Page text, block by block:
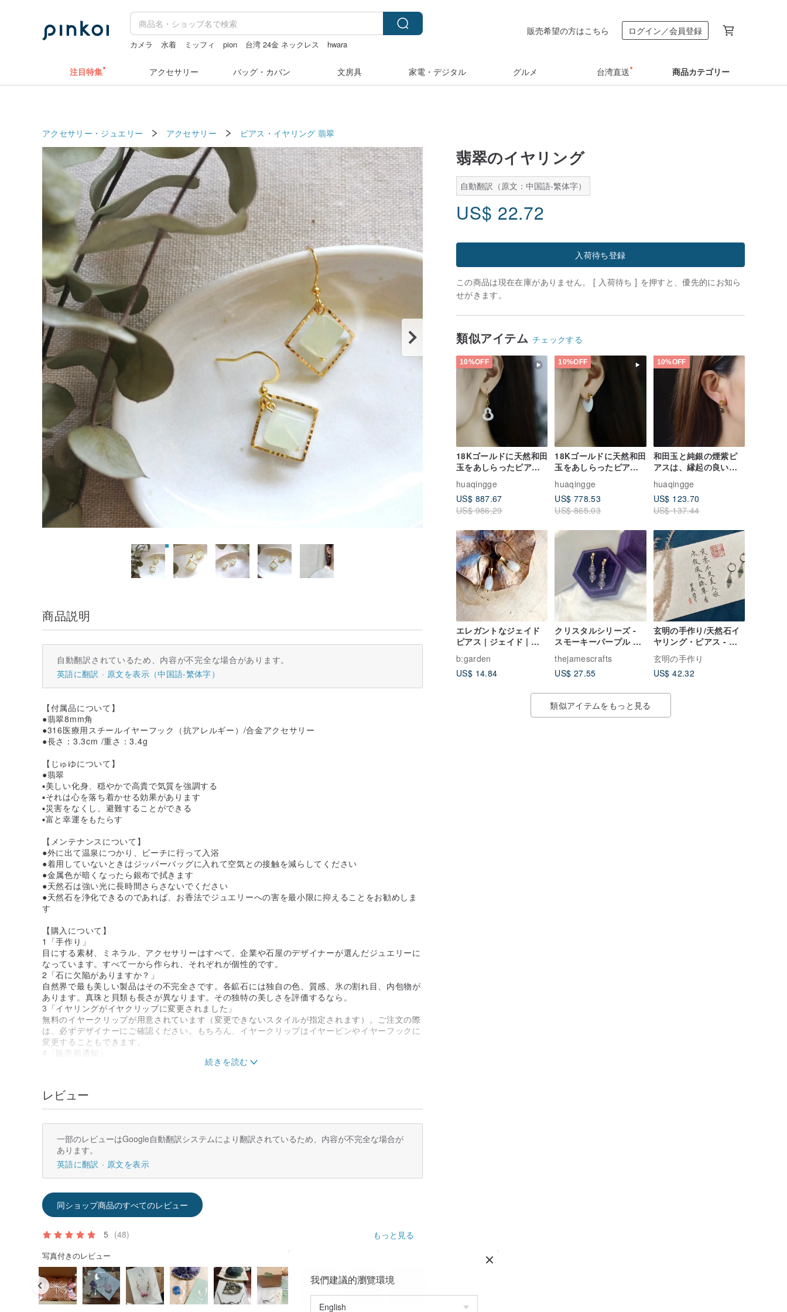
カメラ 水着 ミッフィ pion 台湾 24金 ネックレス
hwara
販売希望の方はこちら ログイン／会員登録
注目特集 アクセサリー バッグ・カバン 文房具 家電・デジタル グルメ 台湾直送 商品カテゴリー
アクセサリー・ジュエリー アクセサリー ピアス・イヤリング 翡翠
翡翠のイヤリング
自動翻訳（原文：中国語-繁体字）
US$ 22.72
入荷待ち登録
この商品は現在在庫がありません。 [ 入荷待ち ] を押すと、優先的にお知ら
せがきます。
類似アイテム チェックする
10%OFF
18Kゴールドに天然和田
玉をあしらったピア
ス。裸石サイズ
15×4MM、天然A貨イン
ペリアルグリーンを配
置。
huaqingge
US$ 887.67
US$ 986.29
10%OFF
18Kゴールドに天然和田
玉をあしらったピア
ス。裸石サイズ
15×4MM、天然A貨イン
ペリアルグリーンを配
置。
huaqingge
US$ 778.53
US$ 865.03
10%OFF
和田玉と純銀の煙紫ピ
アスは、縁起の良い意
味合いを持ち、精巧な
彫刻が施されており、
身につけるとシンプル
ながらも上品な印象を
huaqingge
US$ 123.70
US$ 137.44
エレガントなジェイド
ピアス | ジェイド | 軟
玉 |
b:garden
US$ 14.84
クリスタルシリーズ -
スモーキーパープル グ
ロウ：和田玉イヤリン
グ
thejamescrafts
US$ 27.55
玄明の手作り/天然石イ
ヤリング・ピアス - 美
人珠翠
玄明の手作り
US$ 42.32
類似アイテムをもっと見る
商品説明
自動翻訳されているため、内容が不完全な場合があります。
英語に翻訳
原文を表示（中国語-繁体字）
【付属品について】
●翡翠8mm角
●316医療用スチールイヤーフック（抗アレルギー）/合金アクセサリー
●長さ：3.3cm /重さ：3.4g
【じゅゆについて】
●翡翠
▪️美しい化身、穏やかで高貴で気質を強調する
▪️それは心を落ち着かせる効果があります
▪️災害をなくし、避難することができる
▪️富と幸運をもたらす
【メンテナンスについて】
●外に出て温泉につかり、ビーチに行って入浴
●着用していないときはジッパーバッグに入れて空気との接触を減らしてください
●金属色が暗くなったら銀布で拭きます
●天然石は強い光に長時間さらさないでください
●天然石を浄化できるのであれば、お香法でジュエリーへの害を最小限に抑えることをお勧めしま
す
【購入について】
1「手作り」
目にする素材、ミネラル、アクセサリーはすべて、企業や石屋のデザイナーが選んだジュエリーに
なっています。すべて一から作られ、それぞれが個性的です。
2「石に欠陥がありますか？」
自然界で最も美しい製品はその不完全さです。各鉱石には独自の色、質感、氷の割れ目、内包物が
あります。真珠と貝類も長さが異なります。その独特の美しさを評価するなら。
3「イヤリングがイヤクリップに変更されました」
無料のイヤークリップが用意されています（変更できないスタイルが指定されます）。ご注文の際
は、必ずデザイナーにご確認ください。もちろん、イヤークリップはイヤーピンやイヤーフックに
変更することもできます。
4「販売前通知」
ジュエリーの長さや重さ、金属素材、鉱石の種類や大きさを記載しておりますので、お手元に届く
5「アフターセールスの問題」
アクセサリーの販売後は、個人の衛生上の理由により返品できず、鑑賞期間もありませんので、ご
アクセサリーごとに1つだけ作ってください。本当に気に入ったら、デザイナーに聞いてくださ
い。十分な材料が手元にある場合は、運命に応じて別の材料を注文できます。
7「もっと逃げる」
8「デザイナーには言葉がある」
私は旅行や人生で石を探しています。石があなたの美しさを飾り、人生であなたを助けてくれるこ
とを願っています。あなたが私のデザインを気に入ってくれてとてもうれしいです！最後に、誰も
が長い間逃げて、いつも女の子になるのが好きです〜:)
レビュー
一部のレビューはGoogle自動翻訳システムにより翻訳されているため、内容が不完全な場合が
あります。
英語に翻訳
原文を表示
同ショップ商品のすべてのレビュー
5 (48) もっと見る
写真付きのレビュー
我們建議的瀏覽環境